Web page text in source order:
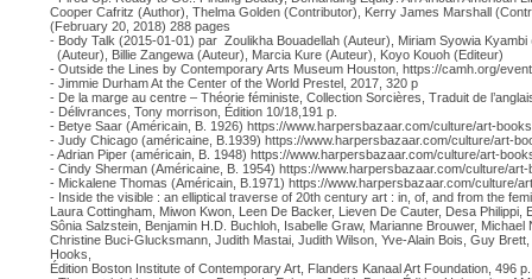
Cooper Cafritz (Author), Thelma Golden (Contributor), Kerry James Marshall
(February 20, 2018) 288 pages
- Body Talk (2015-01-01) par Zoulikha Bouadellah (Auteur), Miriam Syowia
(Auteur), Billie Zangewa (Auteur), Marcia Kure (Auteur), Koyo Kouoh (Editeur)
- Outside the Lines by Contemporary Arts Museum Houston, https://camh.org/
- Jimmie Durham At the Center of the World Prestel, 2017, 320 p
- De la marge au centre – Théorie féministe, Collection Sorcières, Traduit de
- Délivrances, Tony morrison, Édition 10/18,191 p.
- Betye Saar (Américain, B. 1926) https://www.harpersbazaar.com/culture/art-
- Judy Chicago (américaine, B.1939) https://www.harpersbazaar.com/culture/art-
- Adrian Piper (américain, B. 1948) https://www.harpersbazaar.com/culture/art-
- Cindy Sherman (Américaine, B. 1954) https://www.harpersbazaar.com/culture/
- Mickalene Thomas (Américain, B.1971) https://www.harpersbazaar.com/culture/
- Inside the visible : an elliptical traverse of 20th century art : in, of, and from the
Laura Cottingham, Miwon Kwon, Leen De Backer, Lieven De Cauter, Desa
Sônia Salzstein, Benjamin H.D. Buchloh, Isabelle Graw, Marianne Brouwer,
Christine Buci-Glucksmann, Judith Mastai, Judith Wilson, Yve-Alain Bois, Guy
Hooks,
Édition Boston Institute of Contemporary Art, Flanders Kanaal Art Foundation, 496 p.